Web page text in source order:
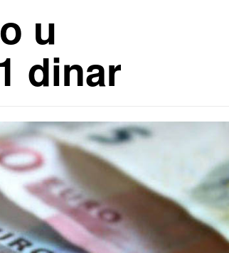
u
dinar